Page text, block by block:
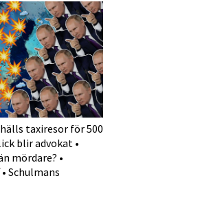
taxiresor för 500
blir advokat •
mördare? •
Schulmans